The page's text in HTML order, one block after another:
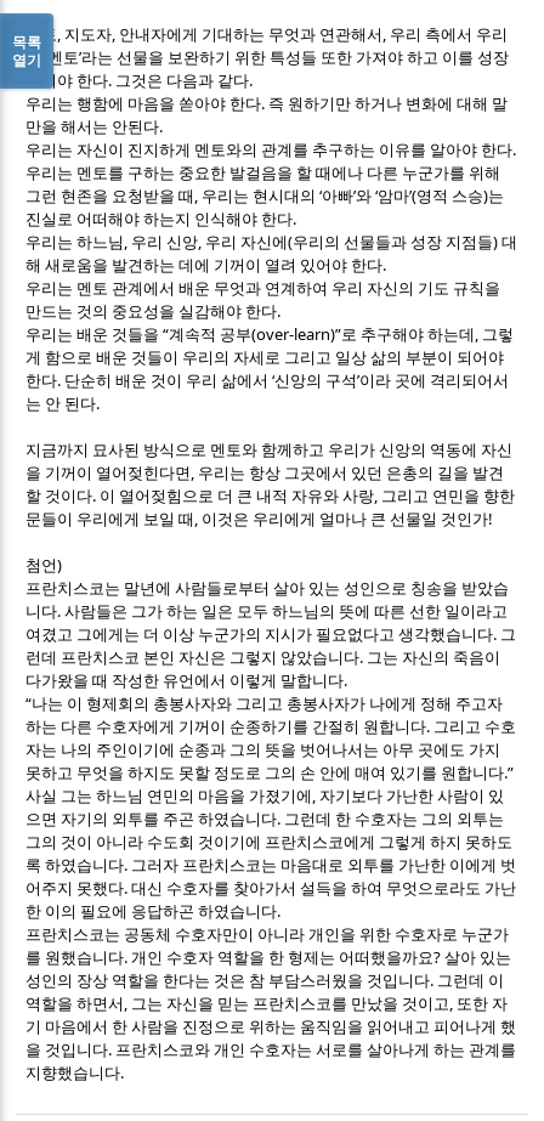
멘토 , 지도자, 안내자에게 기대하는 무엇과 연관해서 , 우리 측에서 우리
가
멘토’라는 선물을 보완하기 위한 특성들 또한 가져야 하고 이를 성장
시켜야 한다. 그것은 다음과 같다.
우리는 행함에 마음을 쏟아야 한다. 즉 원하기만 하거나 변화에 대해 말
만을 해서는 안된다.
우리는 자신이 진지하게 멘토와의 관계를 추구하는 이유를 알아야 한다.
우리는 멘토를 구하는 중요한 발걸음을 할 때에나 다른 누군가를 위해
그런 현존을 요청받을 때 , 우리는 현시대의‘아빠’와‘암마’(영적 스승)는
진실로 어떠해야 하는지 인식해야 한다.
우리는 하느님 , 우리 신앙, 우리 자신에(우리의 선물들과 성장 지점들)대
해 새로움을 발견하는 데에 기꺼이 열려 있어야 한다.
우리는 멘토 관계에서 배운 무엇과 연계하여 우리 자신의 기도 규칙을
만드는 것의 중요성을 실감해야 한다.
우리는 배운 것들을“계속적 공부(over-learn)”로 추구해야 하는데 , 그렇
게 함으로 배운 것들이 우리의 자세로 그리고 일상 삶의 부분이 되어야
한다. 단순히 배운 것이 우리 삶에서‘신앙의 구석’이라 곳에 격리되어서
는 안 된다.
지금까지 묘사된 방식으로 멘토와 함께하고 우리가 신앙의 역동에 자신
을 기꺼이 열어젖힌다면 , 우리는 항상 그곳에서 있던 은총의 길을 발견
할 것이다. 이 열어젖힘으로 더 큰 내적 자유와 사랑, 그리고 연민을 향한
문들이 우리에게 보일 때 , 이것은 우리에게 얼마나 큰 선물일 것인가!
첨언)
프란치스코는 말년에 사람들로부터 살아 있는 성인으로 칭송을 받았습
니다.사람들은 그가 하는 일은 모두 하느님의 뜻에 따른 선한 일이라고
여겼고 그에게는 더 이상 누군가의 지시가 필요없다고 생각했습니다. 그
런데 프란치스코 본인 자신은 그렇지 않았습니다. 그는 자신의 죽음이
다가왔을 때 작성한 유언에서 이렇게 말합니다.
“나는 이 형제회의 총봉사자와 그리고 총봉사자가 나에게 정해 주고자
하는 다른 수호자에게 기꺼이 순종하기를 간절히 원합니다. 그리고 수호
자는 나의 주인이기에 순종과 그의 뜻을 벗어나서는 아무 곳에도 가지
못하고 무엇을 하지도 못할 정도로 그의 손 안에 매여 있기를 원합니다.”
사실 그는 하느님 연민의 마음을 가졌기에 ,자기보다 가난한 사람이 있
으면 자기의 외투를 주곤 하였습니다. 그런데 한 수호자는 그의 외투는
그의 것이 아니라 수도회 것이기에 프란치스코에게 그렇게 하지 못하도
록 하였습니다. 그러자 프란치스코는 마음대로 외투를 가난한 이에게 벗
어주지 못했다.대신 수호자를 찾아가서 설득을 하여 무엇으로라도 가난
한 이의 필요에 응답하곤 하였습니다.
프란치스코는 공동체 수호자만이 아니라 개인을 위한 수호자로 누군가
를 원했습니다.개인 수호자 역할을 한 형제는 어떠했을까요?살아 있는
성인의 장상 역할을 한다는 것은 참 부담스러웠을 것입니다. 그런데 이
역할을 하면서 , 그는 자신을 믿는 프란치스코를 만났을 것이고 , 또한 자
기 마음에서 한 사람을 진정으로 위하는 움직임을 읽어내고 피어나게 했
을 것입니다. 프란치스코와 개인 수호자는 서로를 살아나게 하는 관계를
지향했습니다.
목록
열기